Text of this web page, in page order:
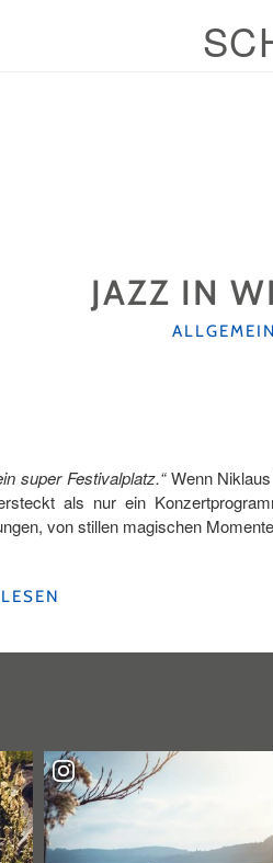
JAZZ IN
ALLGEMEIN
super Festivalplatz.“Wenn
als nur ein
von stillen magischen